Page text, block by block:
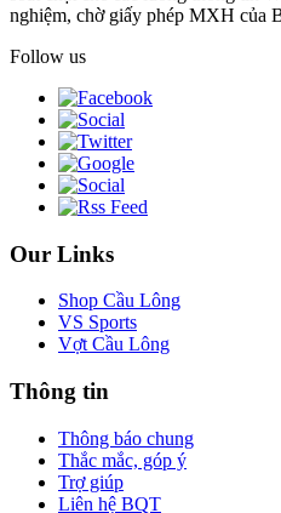
nghiệm, chờ giấy phép MXH của
Follow us
Our Links
Shop Cầu Lông
VS Sports
Vợt Cầu Lông
Thông tin
Thông báo chung
Thắc mắc, góp ý
Trợ giúp
Liên hệ BQT